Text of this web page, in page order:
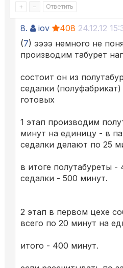
+ – Ответить
8. iov 408 24.12.12
(7) ээээ немного не
производим табурет
состоит он из
седалки
готовых
1 этап производим
минут на единицу - в
седалки делают по 25
в итоге полутабуреты -
седалки - 500 минут.
2 этап в первом цехе
всего по 20 минут на
итого - 400 минут.